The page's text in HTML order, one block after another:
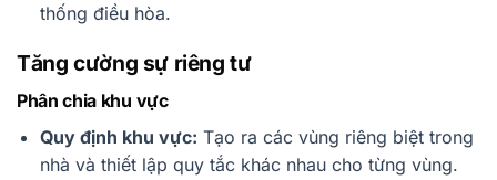
thống điều hòa.
Tăng cường sự riêng tư
Phân chia khu vực
Quy định khu vực: Tạo ra các vùng riêng biệt trong
nhà và thiết lập quy tắc khác nhau cho từng vùng.